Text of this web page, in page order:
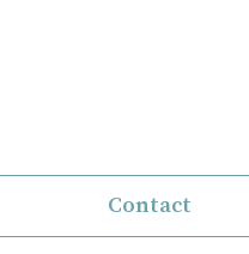
Contact